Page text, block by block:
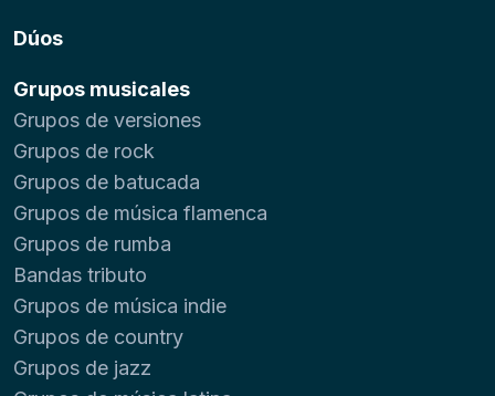
Dúos
Grupos musicales
Grupos de versiones
Grupos de rock
Grupos de batucada
Grupos de música flamenca
Grupos de rumba
Bandas tributo
Grupos de música indie
Grupos de country
Grupos de jazz